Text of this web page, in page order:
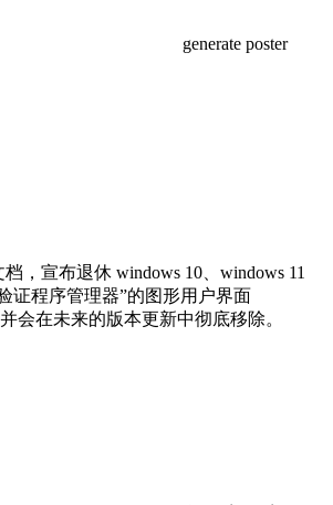
generate poster
，宣布退休 windows 10、windows 11
证程序管理器”的图形用户界面
并会在未来的版本更新中彻底移除。